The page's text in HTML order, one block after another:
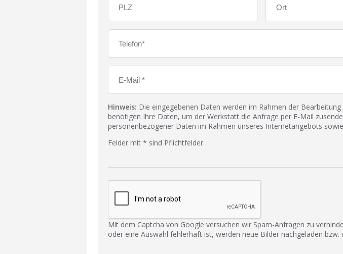
Hinweis: Die eingegebenen Daten werden im Rahmen der
benötigen Ihre Daten, um der Werkstatt die Anfrage per E-Mail
personenbezogener Daten im Rahmen unseres Internetangebots
Felder mit * sind Pflichtfelder.
Mit dem Captcha von Google versuchen wir Spam-Anfragen zu
oder eine Auswahl fehlerhaft ist, werden neue Bilder nachgeladen bzw.